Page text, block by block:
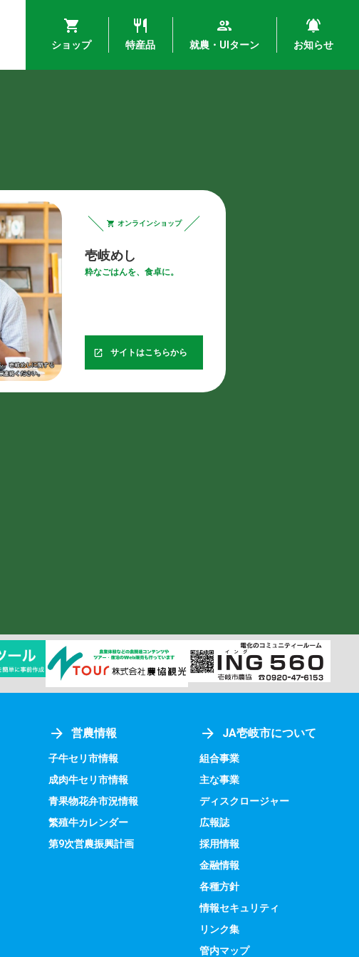
ショップ 特産品 就農・UIターン お知らせ
オンラインショップ
壱岐めし
粋なごはんを、食卓に。
サイトはこちらから
営農情報
子牛セリ市情報
成肉牛セリ市情報
青果物花弁市況情報
繁殖牛カレンダー
第9次営農振興計画
JA壱岐市について
組合事業
主な事業
ディスクロージャー
広報誌
採用情報
金融情報
各種方針
情報セキュリティ
リンク集
管内マップ